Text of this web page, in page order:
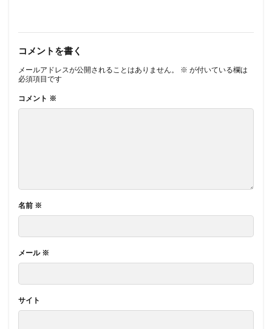
コメントを書く
メールアドレスが公開されることはありません。 ※ が付いている欄は
必須項目です
コメント ※
名前 ※
メール ※
サイト